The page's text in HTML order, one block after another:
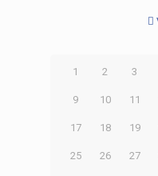
1 2 3
9 10 11
17 18 19
25 26 27